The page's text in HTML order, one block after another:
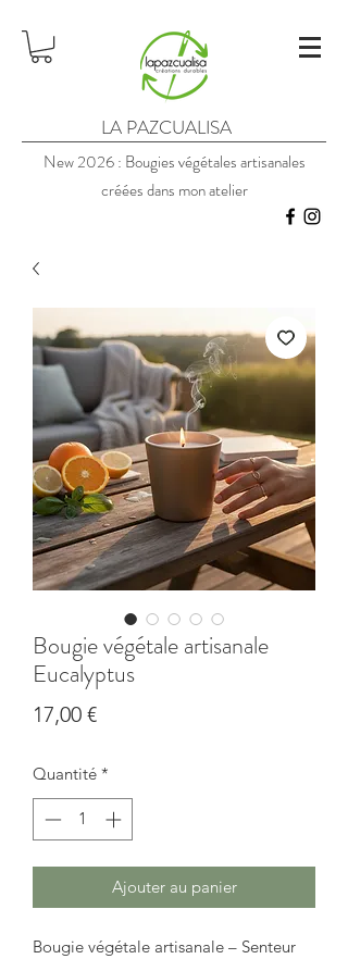
LA PAZCUALISA
New 2026 : Bougies végétales artisanales
créées dans mon atelier
Bougie végétale artisanale
Eucalyptus
17,00 €Prix
Quantité *
Ajouter au panier
Bougie végétale artisanale – Senteur